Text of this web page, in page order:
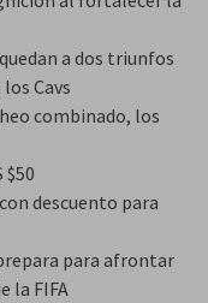
a dos triunfos
Cavs
combinado, los
$50
descuento para
para afrontar
la FIFA